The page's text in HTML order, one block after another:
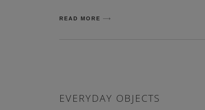
READ MORE
EVERYDAY OBJECTS